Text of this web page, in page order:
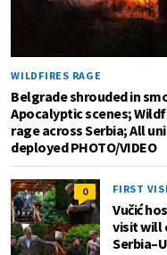
WILDFIRES RAGE
Belgrade shrouded in
Apocalyptic scenes;
rage across Serbia; All
deployed PHOTO/VIDEO
0 FIRST
Vučić
visit will